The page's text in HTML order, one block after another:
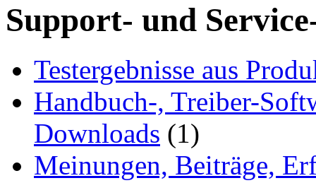
Support- und
Testergebnisse aus
Handbuch-, Treiber-
Downloads (1)
Meinungen, Beiträge,